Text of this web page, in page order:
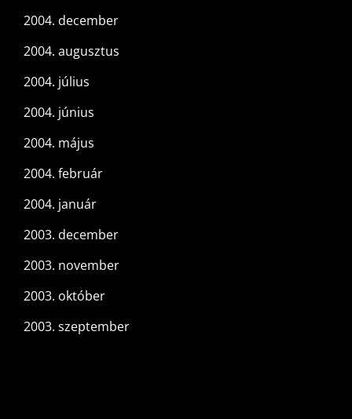
2004. december
2004. augusztus
2004. július
2004. június
2004. május
2004. február
2004. január
2003. december
2003. november
2003. október
2003. szeptember